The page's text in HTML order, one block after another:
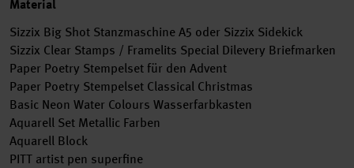
Material
Sizzix Big Shot Stanzmaschine A5 oder Sizzix Sidekick
Sizzix Clear Stamps / Framelits Special Dilevery Briefmarken
Paper Poetry Stempelset für den Advent
Paper Poetry Stempelset Classical Christmas
Basic Neon Water Colours Wasserfarbkasten
Aquarell Set Metallic Farben
Aquarell Block
PITT artist pen superfine